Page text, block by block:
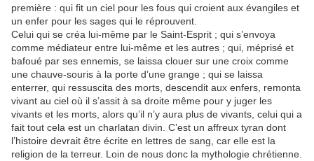
première : qui fit un ciel pour les fous qui croient aux évangiles et
un enfer pour les sages qui le réprouvent.
Celui qui se créa lui-même par le Saint-Esprit ; qui s’envoya
comme médiateur entre lui-même et les autres ; qui, méprisé et
bafoué par ses ennemis, se laissa clouer sur une croix comme
une chauve-souris à la porte d’une grange ; qui se laissa
enterrer, qui ressuscita des morts, descendit aux enfers, remonta
vivant au ciel où il s’assit à sa droite même pour y juger les
vivants et les morts, alors qu’il n’y aura plus de vivants, celui qui a
fait tout cela est un charlatan divin. C’est un affreux tyran dont
l’histoire devrait être écrite en lettres de sang, car elle est la
religion de la terreur. Loin de nous donc la mythologie chrétienne.